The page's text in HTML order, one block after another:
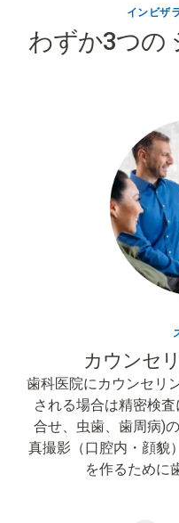
インビザ
わずか3つの
カウンセ
歯科医院にカウンセリ
される場合は精密検査
合せ、虫歯、歯周病)
真撮影（口腔内・顔貌
を作るために